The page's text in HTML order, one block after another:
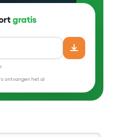
gratis
ontvangen het al